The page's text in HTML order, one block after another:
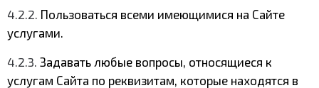
4.2.2. Пользоваться всеми имеющимися на Сайте
услугами.
4.2.3. Задавать любые вопросы, относящиеся к
услугам Сайта по реквизитам, которые находятся в